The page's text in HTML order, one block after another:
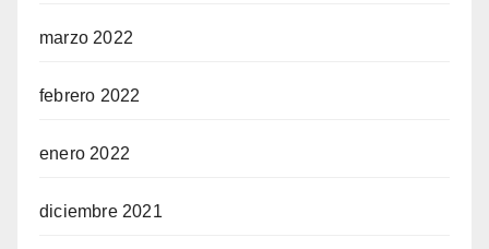
marzo 2022
febrero 2022
enero 2022
diciembre 2021